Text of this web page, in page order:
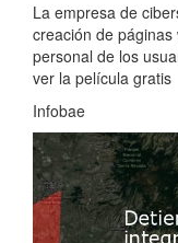
La empresa de
creación de
personal de los
ver la película gratis
Infobae